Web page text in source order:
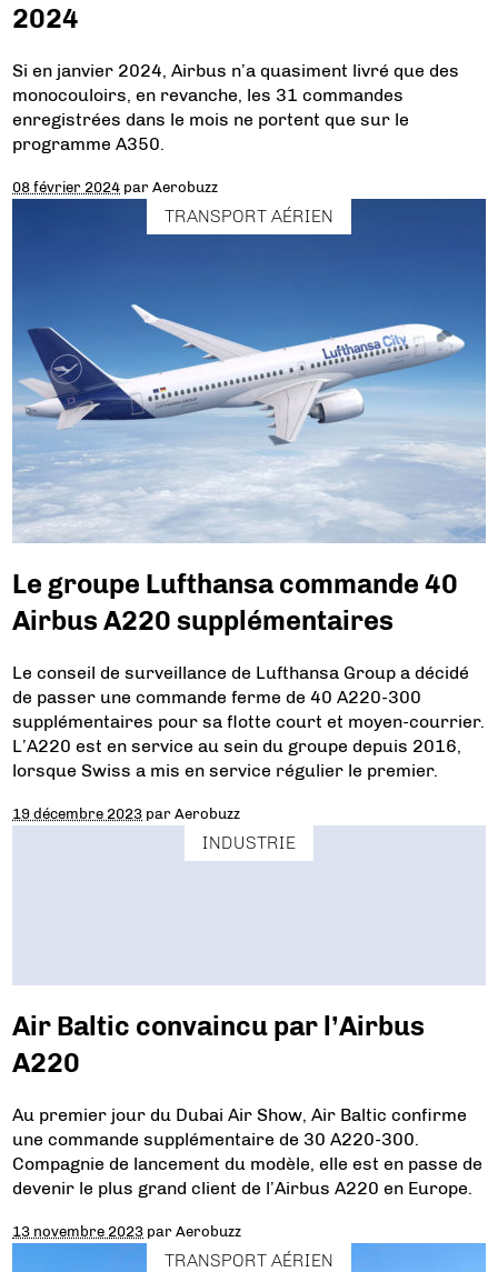
2024
Si en janvier 2024, Airbus n’a quasiment livré que des
monocouloirs, en revanche, les 31 commandes
enregistrées dans le mois ne portent que sur le
programme A350.
08 février 2024 parAerobuzz
TRANSPORT AÉRIEN
Le groupe Lufthansa commande 40
Airbus A220 supplémentaires
Le conseil de surveillance de Lufthansa Group a décidé
de passer une commande ferme de 40 A220-300
supplémentaires pour sa flotte court et moyen-courrier.
L’A220 est en service au sein du groupe depuis 2016,
lorsque Swiss a mis en service régulier le premier.
19 décembre 2023 parAerobuzz
INDUSTRIE
Air Baltic convaincu par l’Airbus
A220
Au premier jour du Dubai Air Show, Air Baltic confirme
une commande supplémentaire de 30 A220-300.
Compagnie de lancement du modèle, elle est en passe de
devenir le plus grand client de l’Airbus A220 en Europe.
13 novembre 2023 parAerobuzz
TRANSPORT AÉRIEN